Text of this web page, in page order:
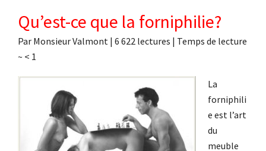
Qu’est-ce que la forniphilie?
Par Monsieur Valmont | 6 622 lectures | Temps de lecture
~ < 1
La
forniphili
e est l’art
du
meuble